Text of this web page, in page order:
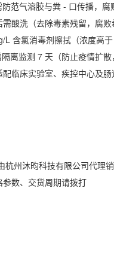
范气溶胶与粪 - 口传播，腐
酸洗（去除毒素残留，腐败
L 含氯消毒剂擦拭（浓度高于
离监测 7 天（防止疫情扩散
临床实验室、疾控中心及肠
杭州沐昀科技有限公司代理销
数、交货周期请拨打